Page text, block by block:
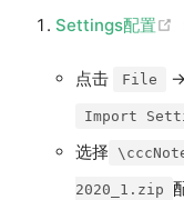
Settings配置
点击 File ->
Import
选择
2020_1.zip